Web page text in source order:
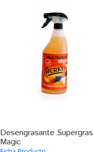
Desengrasante Supergras
Magic